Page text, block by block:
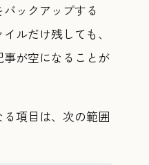
ックアップする
ルだけ残しても、
が空になることが
項目は、次の範囲